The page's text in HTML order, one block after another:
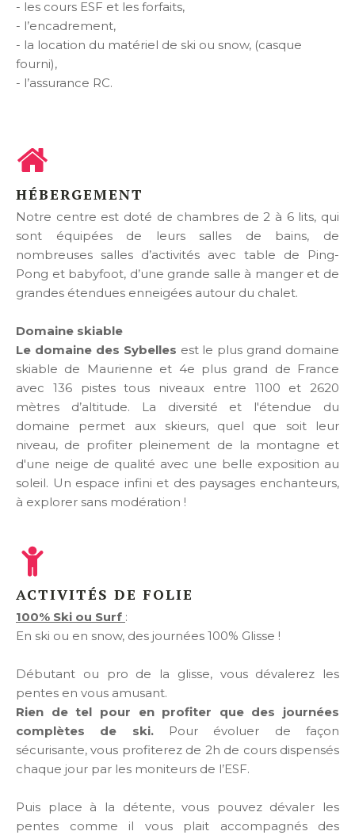
- les cours ESF et les forfaits,
- l’encadrement,
- la location du matériel de ski ou snow, (casque
fourni),
- l’assurance RC.
HÉBERGEMENT
Notre centre est doté de chambres de 2 à 6 lits, qui
sont équipées de leurs salles de bains, de
nombreuses salles d’activités avec table de Ping-
Pong et babyfoot, d’une grande salle à manger et de
grandes étendues enneigées autour du chalet.
Domaine skiable
Le domaine des Sybelles est le plus grand domaine
skiable de Maurienne et 4e plus grand de France
avec 136 pistes tous niveaux entre 1100 et 2620
mètres d’altitude. La diversité et l'étendue du
domaine permet aux skieurs, quel que soit leur
niveau, de profiter pleinement de la montagne et
d'une neige de qualité avec une belle exposition au
soleil. Un espace infini et des paysages enchanteurs,
à explorer sans modération !
ACTIVITÉS DE FOLIE
100% Ski ou Surf :
En ski ou en snow, des journées 100% Glisse !
Débutant ou pro de la glisse, vous dévalerez les
pentes en vous amusant.
Rien de tel pour en profiter que des journées
complètes de ski.Pour évoluer de façon
sécurisante, vous profiterez de 2h de cours dispensés
chaque jour par les moniteurs de l’ESF.
Puis place à la détente, vous pouvez dévaler les
pentes comme il vous plait accompagnés des